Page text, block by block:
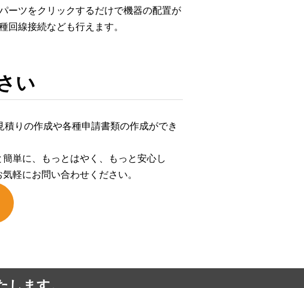
ーツをクリックするだけで機器の配置が
回線接続なども行えます。
い
りの作成や各種申請書類の作成ができ
単に、もっとはやく、もっと安心し
軽にお問い合わせください。